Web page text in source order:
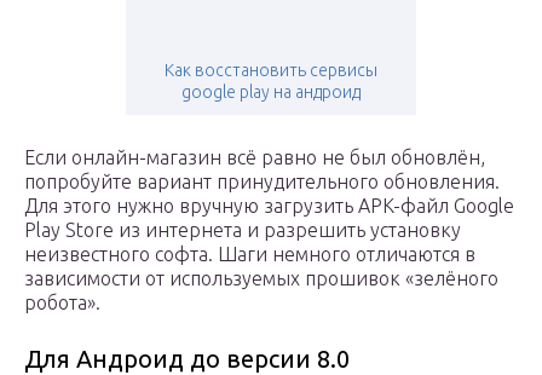
Как восстановить сервисы
google play на андроид
Если онлайн-магазин всё равно не был обновлён,
попробуйте вариант принудительного обновления.
Для этого нужно вручную загрузить APK-файл Google
Play Store из интернета и разрешить установку
неизвестного софта. Шаги немного отличаются в
зависимости от используемых прошивок «зелёного
робота».
Для Андроид до версии 8.0